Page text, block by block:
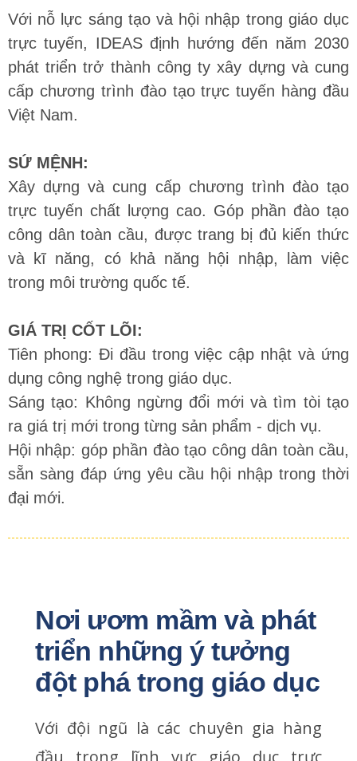
Với nỗ lực sáng tạo và hội nhập trong giáo dục
trực tuyến, IDEAS định hướng đến năm 2030
phát triển trở thành công ty xây dựng và cung
cấp chương trình đào tạo trực tuyến hàng đầu
Việt Nam.
SỨ MỆNH:
Xây dựng và cung cấp chương trình đào tạo
trực tuyến chất lượng cao. Góp phần đào tạo
công dân toàn cầu, được trang bị đủ kiến thức
và kĩ năng, có khả năng hội nhập, làm việc
trong môi trường quốc tế.
GIÁ TRỊ CỐT LÕI:
Tiên phong: Đi đầu trong việc cập nhật và ứng
dụng công nghệ trong giáo dục.
Sáng tạo: Không ngừng đổi mới và tìm tòi tạo
ra giá trị mới trong từng sản phẩm - dịch vụ.
Hội nhập: góp phần đào tạo công dân toàn cầu,
sẵn sàng đáp ứng yêu cầu hội nhập trong thời
đại mới.
Nơi ươm mầm và phát
triển những ý tưởng
đột phá trong giáo dục
Với đội ngũ là các chuyên gia hàng